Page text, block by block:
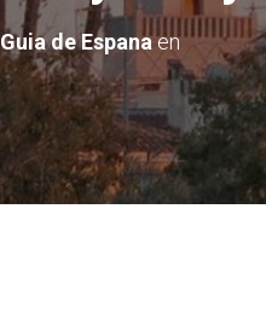
Guia de Espanaen